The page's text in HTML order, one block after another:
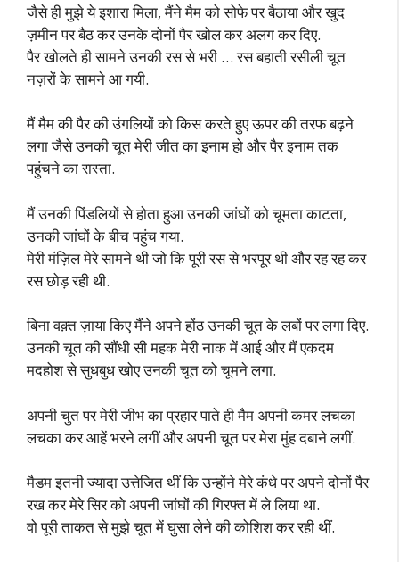
जैसे ही मुझे ये इशारा मिला, मैंने मैम को सोफे पर बैठाया और खुद
ज़मीन पर बैठ कर उनके दोनों पैर खोल कर अलग कर दिए.
पैर खोलते ही सामने उनकी रस से भरी … रस बहाती रसीली चूत
नज़रों के सामने आ गयी.
मैं मैम की पैर की उंगलियों को किस करते हुए ऊपर की तरफ बढ़ने
लगा जैसे उनकी चूत मेरी जीत का इनाम हो और पैर इनाम तक
पहुंचने का रास्ता.
मैं उनकी पिंडलियों से होता हुआ उनकी जांघों को चूमता काटता,
उनकी जांघों के बीच पहुंच गया.
मेरी मंज़िल मेरे सामने थी जो कि पूरी रस से भरपूर थी और रह रह कर
रस छोड़ रही थी.
बिना वक़्त ज़ाया किए मैंने अपने होंठ उनकी चूत के लबों पर लगा दिए.
उनकी चूत की सौंधी सी महक मेरी नाक में आई और मैं एकदम
मदहोश से सुधबुध खोए उनकी चूत को चूमने लगा.
अपनी चुत पर मेरी जीभ का प्रहार पाते ही मैम अपनी कमर लचका
लचका कर आहें भरने लगीं और अपनी चूत पर मेरा मुंह दबाने लगीं.
मैडम इतनी ज्यादा उत्तेजित थीं कि उन्होंने मेरे कंधे पर अपने दोनों पैर
रख कर मेरे सिर को अपनी जांघों की गिरफ्त में ले लिया था.
वो पूरी ताकत से मुझे चूत में घुसा लेने की कोशिश कर रही थीं.